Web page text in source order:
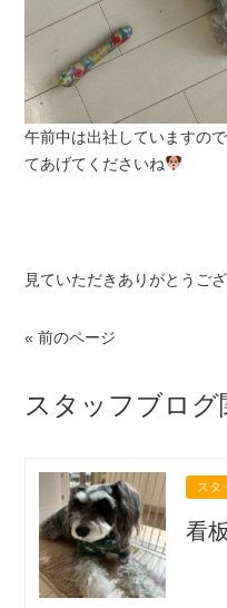
午前中は出社していますの
てあげてくださいね
見ていただきありがとうご
« 前のページ
スタッフブログ
スタ
看